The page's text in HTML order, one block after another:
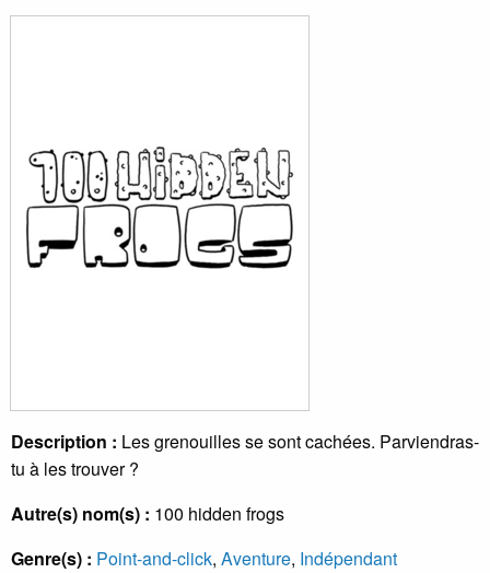
Description : Les grenouilles se sont cachées. Parviendras-
tu à les trouver ?
Autre(s) nom(s) : 100 hidden frogs
Genre(s) : Point-and-click, Aventure, Indépendant